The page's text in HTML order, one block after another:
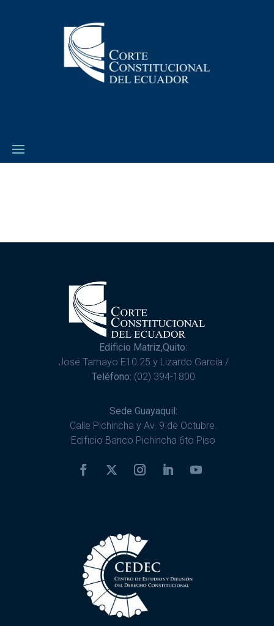
Edificio Matriz,Quito:
José Tamayo E10 25 y Lizardo García /
Teléfono: (02) 394-1800
Sede Guayaquil:
Calle Pichincha y Av. 9 de Octubre.
Edificio Banco Pichincha 6to Piso